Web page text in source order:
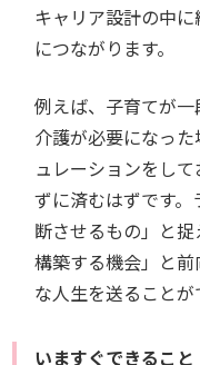
キャリア設計の中
につながります。
例えば、子育てが一
介護が必要になっ
ュレーションをし
ずに済むはずです
断させるもの」と
構築する機会」と
な人生を送ることが
いますぐできること